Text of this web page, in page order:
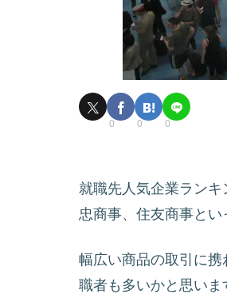
0 0 0
就職先人気企業ラン
忠商事、住友商事とい
幅広い商品の取引に
職者も多いかと思い